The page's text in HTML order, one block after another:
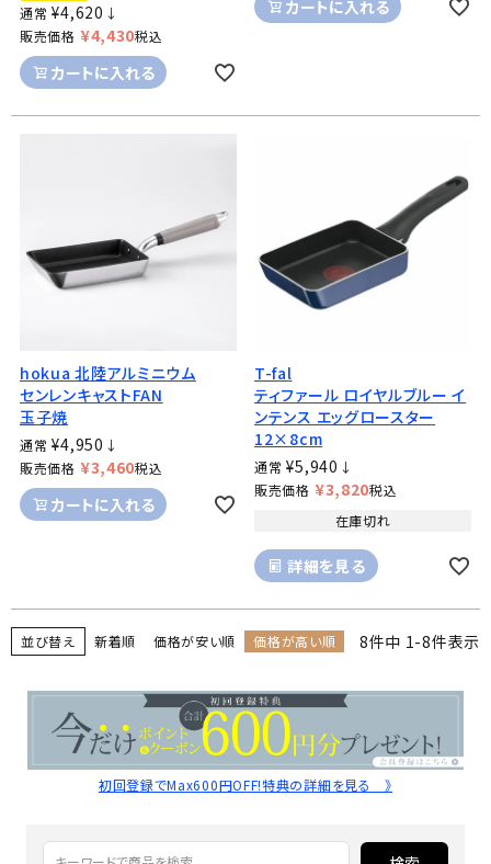
通常 ¥4,620 ↓
販売価格 ¥4,430税込
カートに入れる
カートに入れる
hokua 北陸アルミニウム
センレンキャストFAN
玉子焼
通常 ¥4,950 ↓
販売価格 ¥3,460税込
カートに入れる
T-fal
ティファール ロイヤルブルー イ
ンテンス エッグロースター
12×8cm
通常 ¥5,940 ↓
販売価格 ¥3,820税込
在庫切れ
詳細を見る
並び替え 新着順 価格が安い順 価格が高い順 8件中 1-8件表示
初回登録でMax600円OFF!特典の詳細を見る 》